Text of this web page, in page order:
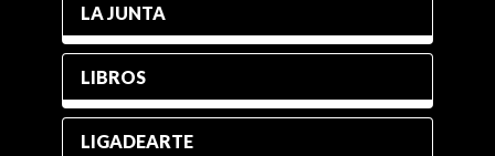
LA JUNTA
LIBROS
LIGADEARTE